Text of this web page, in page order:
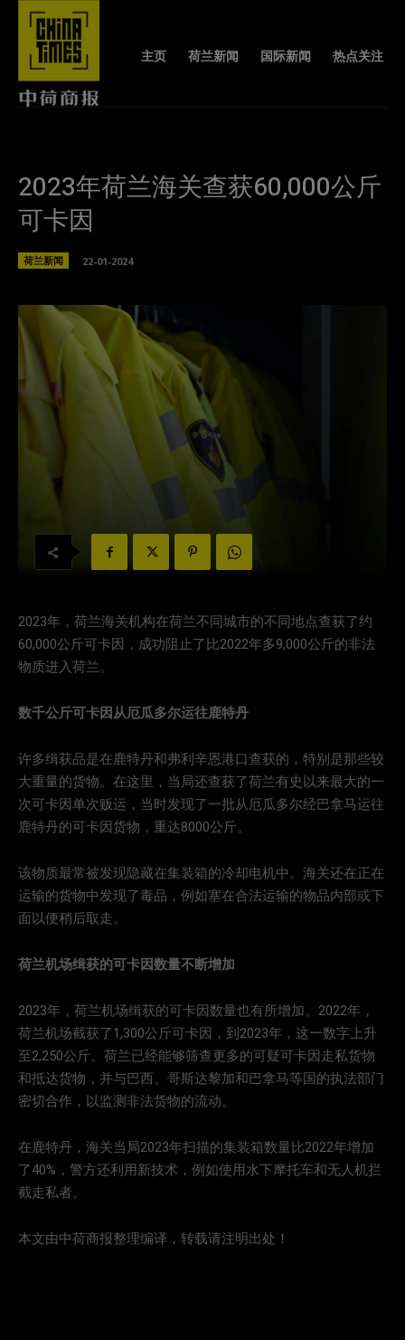
主页 荷兰新闻 国际新闻 热点关注
2023年荷兰海关查获60,000公斤
可卡因
荷兰新闻 22-01-2024
2023年，荷兰海关机构在荷兰不同城市的不同地点查获了约
60,000公斤可卡因，成功阻止了比2022年多9,000公斤的非法
物质进入荷兰。
数千公斤可卡因从厄瓜多尔运往鹿特丹
许多缉获品是在鹿特丹和弗利辛恩港口查获的，特别是那些较
大重量的货物。在这里，当局还查获了荷兰有史以来最大的一
次可卡因单次贩运，当时发现了一批从厄瓜多尔经巴拿马运往
鹿特丹的可卡因货物，重达8000公斤。
该物质最常被发现隐藏在集装箱的冷却电机中。海关还在正在
运输的货物中发现了毒品，例如塞在合法运输的物品内部或下
面以便稍后取走。
荷兰机场缉获的可卡因数量不断增加
2023年，荷兰机场缉获的可卡因数量也有所增加。2022年，
荷兰机场截获了1,300公斤可卡因，到2023年，这一数字上升
至2,250公斤。荷兰已经能够筛查更多的可疑可卡因走私货物
和抵达货物，并与巴西、哥斯达黎加和巴拿马等国的执法部门
密切合作，以监测非法货物的流动。
在鹿特丹，海关当局2023年扫描的集装箱数量比2022年增加
了40%，警方还利用新技术，例如使用水下摩托车和无人机拦
截走私者。
本文由中荷商报整理编译，转载请注明出处！